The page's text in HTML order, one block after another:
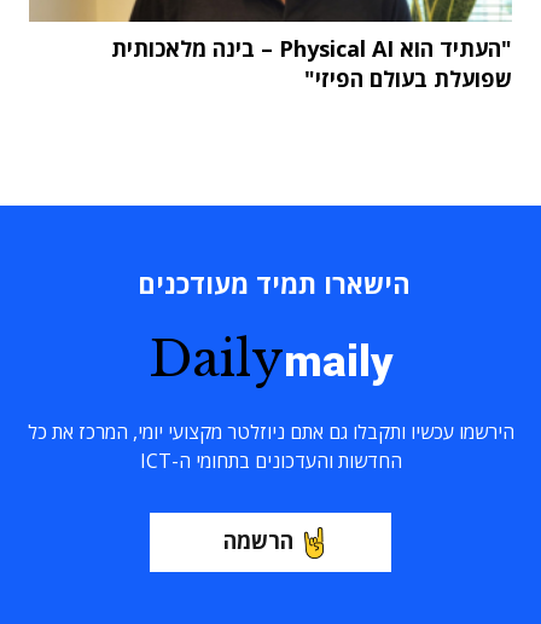
"העתיד הוא Physical AI – בינה מלאכותית
שפועלת בעולם הפיזי"
הישארו תמיד מעודכנים
Dailymaily
הירשמו עכשיו ותקבלו גם אתם ניוזלטר מקצועי יומי, המרכז את כל
החדשות והעדכונים בתחומי ה-ICT
הרשמה